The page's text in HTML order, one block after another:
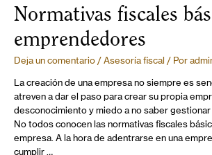
Normativas fiscales
emprendedores
Deja un comentario / Asesoría fiscal / Por
La creación de una empresa no siempre es
atreven a dar el paso para crear su propia
desconocimiento y miedo a no saber
No todos conocen las normativas fiscales
empresa. A la hora de adentrarse en una
cumplir …